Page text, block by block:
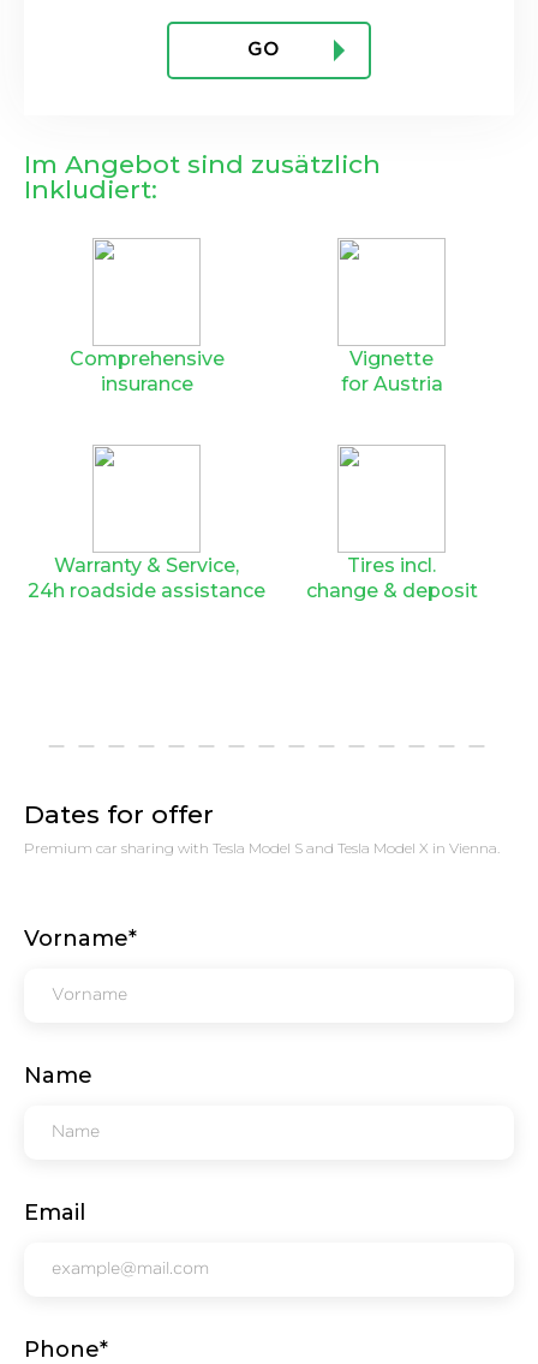
GO
Im Angebot sind zusätzlich
Inkludiert:
Comprehensive
insurance
Vignette
for Austria
Warranty & Service,
24h roadside assistance
Tires incl.
change & deposit
Dates for offer
Premium car sharing with Tesla Model S and Tesla Model X in Vienna.
Vorname*
Name
Email
Phone*